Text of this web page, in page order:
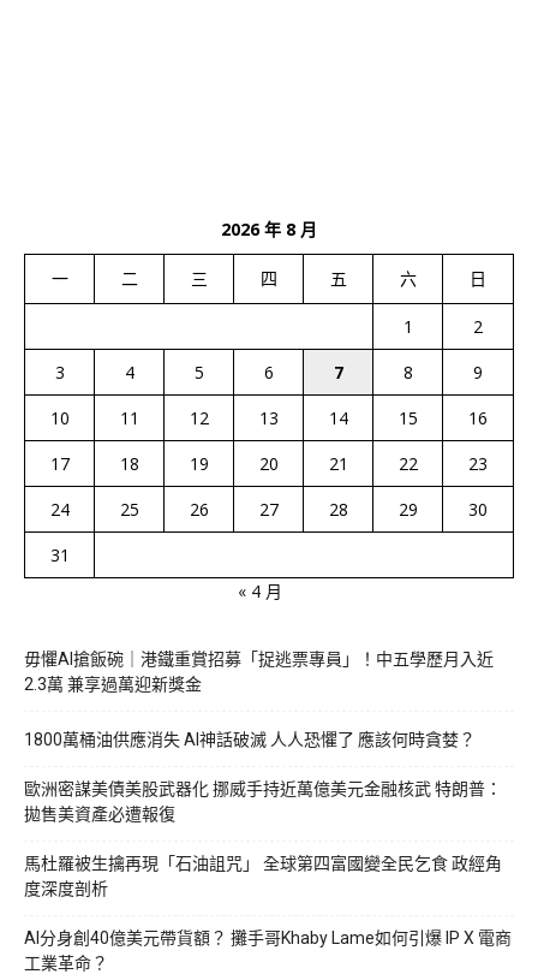
2026 年 8 月
一 二 三 四 五 六 日
1
2
3
4 5 6 7 8
9
10
11 12 13 14 15
16
17
18 19 20 21 22
23
24
25 26 27 28 29
30
31
« 4 月
毋懼AI搶飯碗｜港鐵重賞招募「捉逃票專員」！中五學歷月入近
2.3萬 兼享過萬迎新獎金
1800萬桶油供應消失 AI神話破滅 人人恐懼了 應該何時貪婪？
歐洲密謀美債美股武器化 挪威手持近萬億美元金融核武 特朗普：
拋售美資產必遭報復
馬杜羅被生擒再現「石油詛咒」 全球第四富國變全民乞食 政經角
度深度剖析
AI分身創40億美元帶貨額？ 攤手哥Khaby Lame如何引爆 IP X 電商
工業革命？